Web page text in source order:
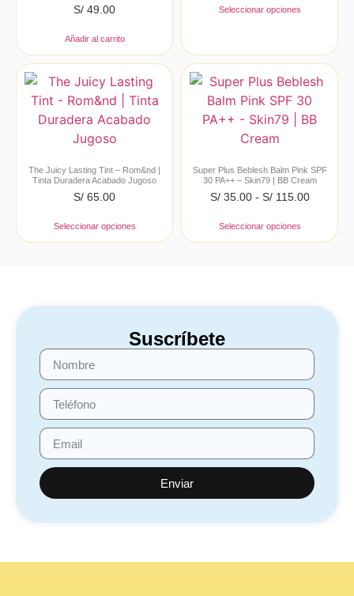
S/ 49.00
Añadir al carrito
Seleccionar opciones
The Juicy Lasting Tint – Rom&nd |
Tinta Duradera Acabado Jugoso
S/ 65.00
Seleccionar opciones
Super Plus Beblesh Balm Pink SPF
30 PA++ – Skin79 | BB Cream
S/35.00 - S/115.00
Seleccionar opciones
Suscríbete
Enviar